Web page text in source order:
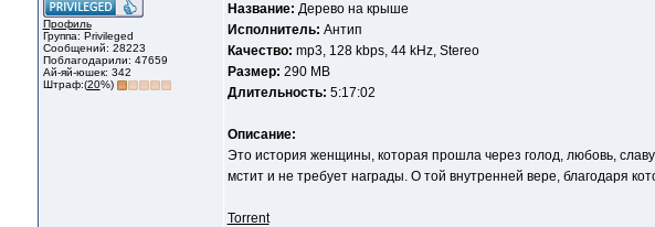
Профиль
Группа: Privileged
Сообщений: 28223
Поблагодарили: 47659
Ай-яй-юшек: 342
Штраф:(20%)
Название: Дерево на крыше
Исполнитель: Антип
Качество: mp3, 128 kbps, 44 kHz, Stereo
Размер: 290 MB
Длительность: 5:17:02
Описание:
Это история женщины, которая прошла через голод, любовь,
мстит и не требует награды. О той внутренней вере, благодаря
Torrent